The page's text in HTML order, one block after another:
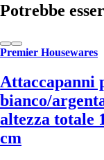
Potrebbe
Premier Housewares
Attaccapanni
bianco/
altezza totale
cm